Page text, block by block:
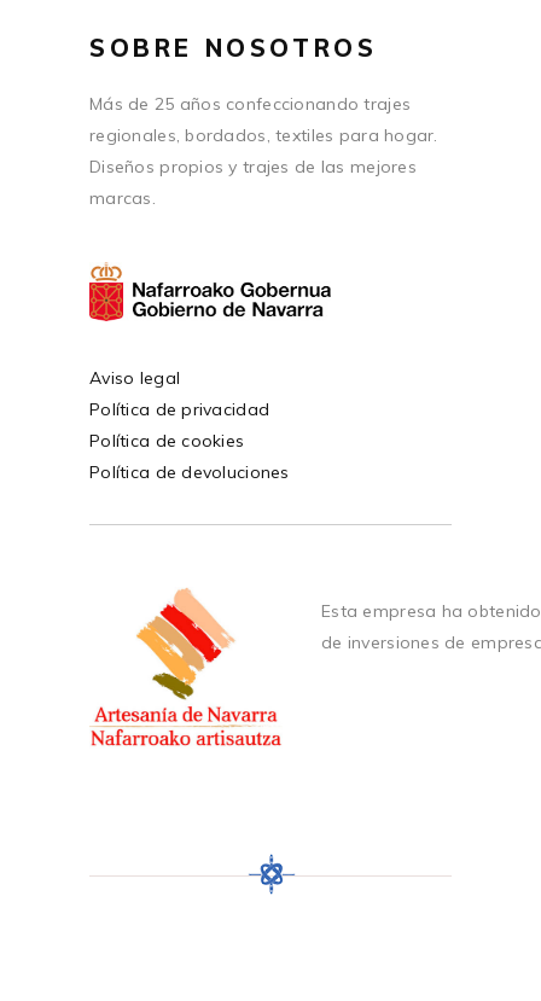
SOBRE NOSOTROS
Más de 25 años confeccionando trajes
regionales, bordados, textiles para hogar.
Diseños propios y trajes de las mejores
marcas.
Aviso legal
Política de privacidad
Política de cookies
Política de devoluciones
Esta empresa ha
de inversiones de